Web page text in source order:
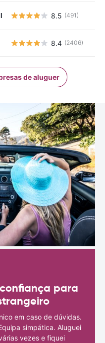
8.5 (491)
8.4 (2406)
de aluguer
para
em caso de dúvidas.
simpática. Aluguei
vezes e fiquei